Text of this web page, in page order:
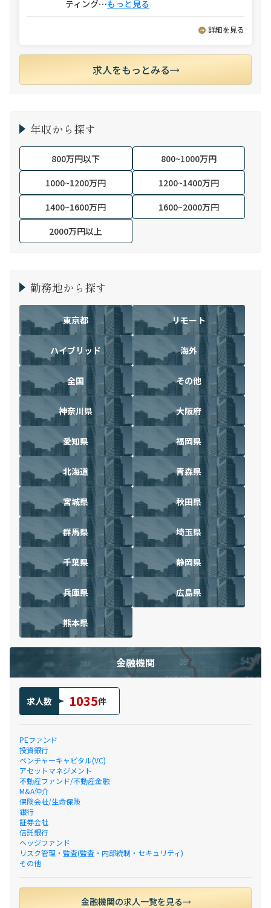
ティング⋯もっと見る
詳細を見る
求人をもっとみる
年収から探す
800万円以下
800~1000万円
1000~1200万円
1200~1400万円
1400~1600万円
1600~2000万円
2000万円以上
勤務地から探す
東京都 リモート
ハイブリッド 海外
全国 その他
神奈川県 大阪府
愛知県 福岡県
北海道 青森県
宮城県 秋田県
群馬県 埼玉県
千葉県 静岡県
兵庫県 広島県
熊本県
金融機関
求人数 1035件
PEファンド
投資銀行
ベンチャーキャピタル(VC)
アセットマネジメント
不動産ファンド/不動産金融
M&A仲介
保険会社/生命保険
銀行
証券会社
信託銀行
ヘッジファンド
リスク管理・監査(監査・内部統制・セキュリティ)
その他
金融機関の求人一覧を見る